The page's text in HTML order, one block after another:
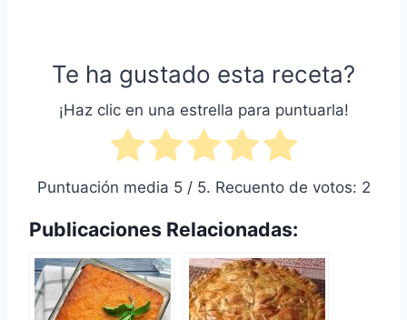
Te ha gustado esta receta?
¡Haz clic en una estrella para puntuarla!
Puntuación media 5/ 5. Recuento de votos: 2
Publicaciones Relacionadas: